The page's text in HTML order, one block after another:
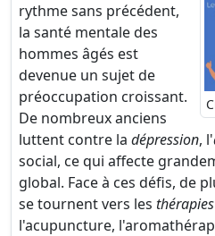
rythme sans précédent,
la santé mentale des
hommes âgés est
devenue un sujet de
préoccupation croissant.
De nombreux anciens
luttent contre la dépression, l'
social, ce qui affecte
global. Face à ces défis, de
se tournent vers les
l'acupuncture,